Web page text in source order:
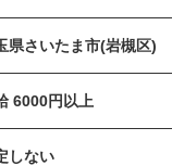
県さいたま市(岩槻区)
6000円以上
しない